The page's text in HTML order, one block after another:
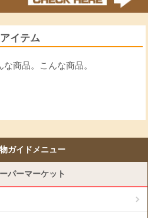
イテム
商品。こんな商品。
ガイドメニュー
パーマーケット